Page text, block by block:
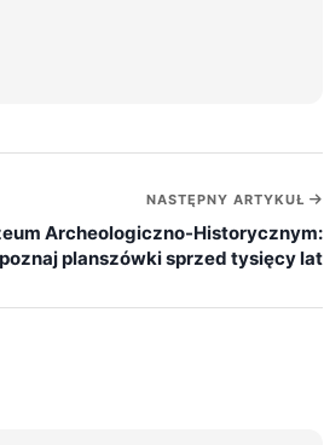
NASTĘPNY ARTYKUŁ
Archeologiczno-Historycznym:
poznaj planszówki sprzed tysięcy lat